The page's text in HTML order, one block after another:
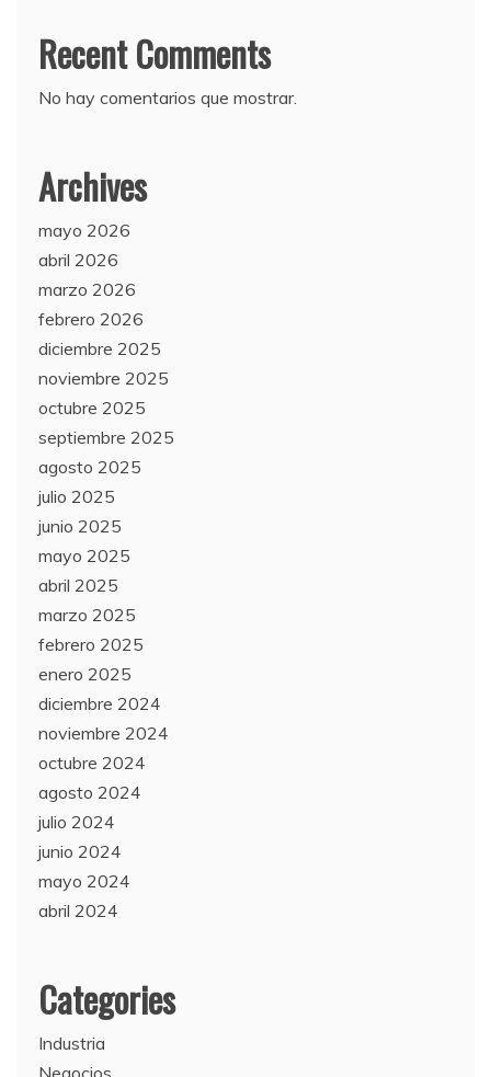
Recent Comments
No hay comentarios que mostrar.
Archives
mayo 2026
abril 2026
marzo 2026
febrero 2026
diciembre 2025
noviembre 2025
octubre 2025
septiembre 2025
agosto 2025
julio 2025
junio 2025
mayo 2025
abril 2025
marzo 2025
febrero 2025
enero 2025
diciembre 2024
noviembre 2024
octubre 2024
agosto 2024
julio 2024
junio 2024
mayo 2024
abril 2024
Categories
Industria
Negocios